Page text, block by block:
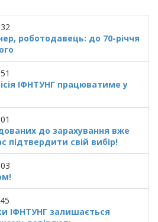
роботодавець: до 70-річчя
ІФНТУНГ працюватиме у
до зарахування вже
підтвердити свій вибір!
ІФНТУНГ залишається